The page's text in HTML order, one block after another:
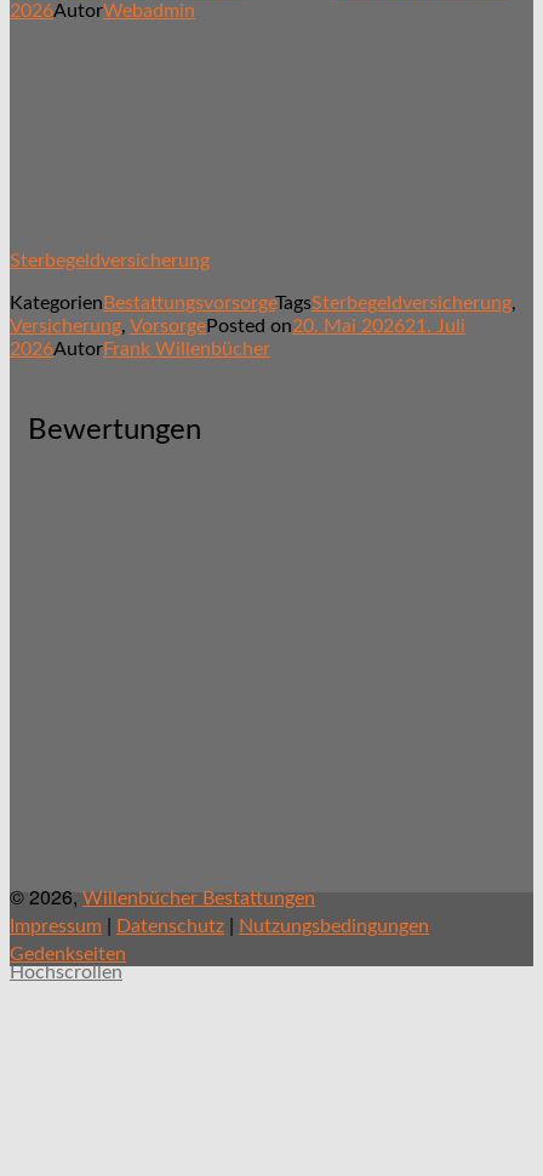
2026AutorWebadmin
Sterbegeldversicherung
Kategorien BestattungsvorsorgeTagsSterbegeldversicherung,
Versicherung, VorsorgePosted on20. Mai 202621. Juli
2026AutorFrank Willenbücher
Bewertungen
© 2026, Willenbücher Bestattungen
Impressum | Datenschutz | Nutzungsbedingungen
Gedenkseiten
Hochscrollen